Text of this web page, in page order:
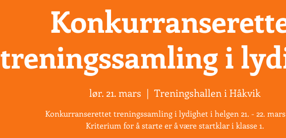
treningssamling i
lør. 21. mars
  |
Treningshallen i Håkvik
Konkurranserettet treningssamling i lydighet i helgen 21. - 22. mars
Kriterium for å starte er å være startklar i klasse 1.